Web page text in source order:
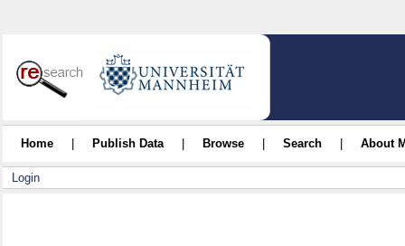
Home Publish Data Browse Search About
Login